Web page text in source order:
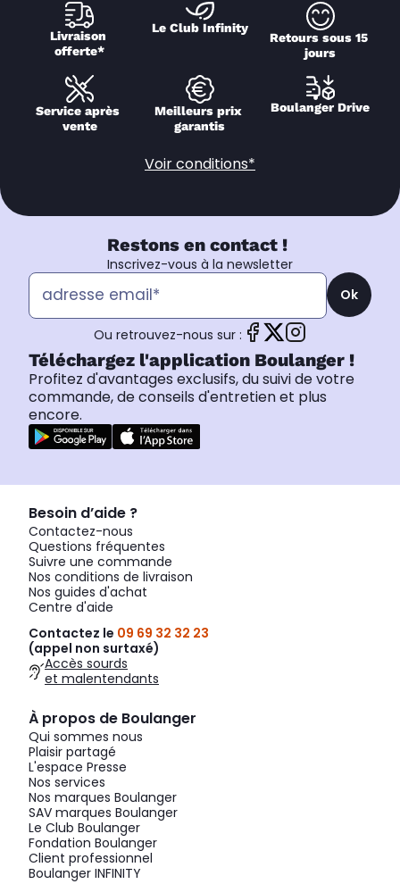
Livraison
offerte*
Le Club Infinity
Retours sous 15
jours
Service après
vente
Meilleurs prix
garantis
Boulanger Drive
Voir conditions*
Restons en contact !
Inscrivez-vous à la newsletter
Ok
Ou retrouvez-nous sur :
Téléchargez l'application Boulanger !
Profitez d'avantages exclusifs, du suivi de votre
commande, de conseils d'entretien et plus
encore.
Besoin d’aide ?
Contactez-nous
Questions fréquentes
Suivre une commande
Nos conditions de livraison
Nos guides d'achat
Centre d'aide
Contactez le 09 69 32 32 23
(appel non surtaxé)
Accès sourds
et malentendants
À propos de Boulanger
Qui sommes nous
Plaisir partagé
L'espace Presse
Nos services
Nos marques Boulanger
SAV marques Boulanger
Le Club Boulanger
Fondation Boulanger
Client professionnel
Boulanger INFINITY